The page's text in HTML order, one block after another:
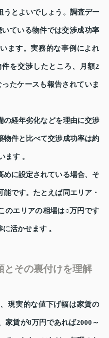
うとよいでしょう。調査デー
ている物件では交渉成功率
ます。実務的な事例によれ
を交渉したところ、月額2
たケースも報告されていま
の経年劣化などを理由に交渉
物件と比べて交渉成功率は約
ます 。
めに設定されている場合、そ
です。たとえば同エリア・
のエリアの相場は○万円です
活かせます 。
とその裏付けを理解
現実的な値下げ幅は家賃の
家賃が8万円であれば2000～